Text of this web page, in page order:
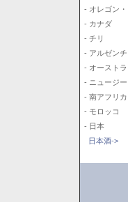
- オレゴン
- カナダ
- チリ
- アルゼンチ
- オースト
- ニュージ
- 南アフリカ
- モロッコ
- 日本
日本酒->